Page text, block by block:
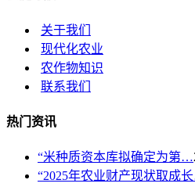
关于我们
现代化农业
农作物知识
联系我们
热门资讯
“米种质资本库拟确定为第…
“2025年农业财产现状取成